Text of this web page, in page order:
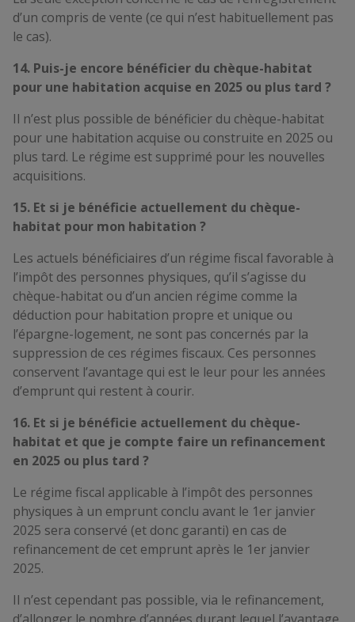
d’un compris de vente (ce qui n’est habituellement pas
le cas).
14. Puis-je encore bénéficier du chèque-habitat
pour une habitation acquise en 2025 ou plus tard ?
Il n’est plus possible de bénéficier du chèque-habitat
pour une habitation acquise ou construite en 2025 ou
plus tard. Le régime est supprimé pour les nouvelles
acquisitions.
15. Et si je bénéficie actuellement du chèque-
habitat pour mon habitation ?
Les actuels bénéficiaires d’un régime fiscal favorable à
l’impôt des personnes physiques, qu’il s’agisse du
chèque-habitat ou d’un ancien régime comme la
déduction pour habitation propre et unique ou
l’épargne-logement, ne sont pas concernés par la
suppression de ces régimes fiscaux. Ces personnes
conservent l’avantage qui est le leur pour les années
d’emprunt qui restent à courir.
16. Et si je bénéficie actuellement du chèque-
habitat et que je compte faire un refinancement
en 2025 ou plus tard ?
Le régime fiscal applicable à l’impôt des personnes
physiques à un emprunt conclu avant le 1er janvier
2025 sera conservé (et donc garanti) en cas de
refinancement de cet emprunt après le 1er janvier
2025.
Il n’est cependant pas possible, via le refinancement,